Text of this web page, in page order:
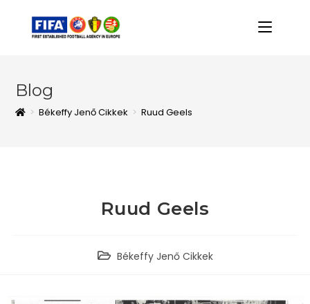
Blog
> Békeffy Jenő Cikkek > Ruud Geels
Ruud Geels
Békeffy Jenő Cikkek